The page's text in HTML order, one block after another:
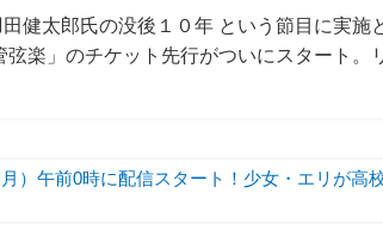
健太郎氏の没後１０年 という節目に実施
楽」のチケット先行がついにスタート。
）午前0時に配信スタート！少女・エリが高